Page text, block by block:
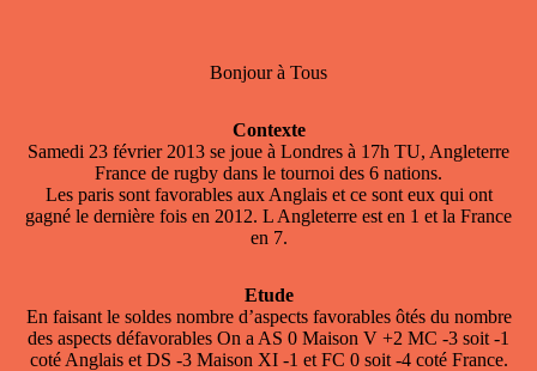
Bonjour à Tous
Contexte
Samedi 23 février 2013 se joue à Londres à 17h TU, Angleterre
France de rugby dans le tournoi des 6 nations.
Les paris sont favorables aux Anglais et ce sont eux qui ont
gagné le dernière fois en 2012. L Angleterre est en 1 et la France
en 7.
Etude
En faisant le soldes nombre d’aspects favorables ôtés du nombre
des aspects défavorables On a AS 0 Maison V +2 MC -3 soit -1
coté Anglais et DS -3 Maison XI -1 et FC 0 soit -4 coté France.